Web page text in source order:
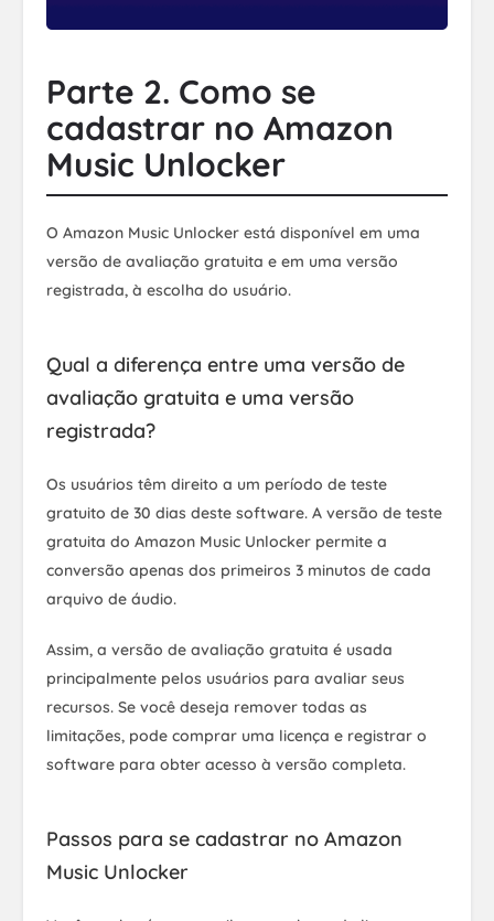
Parte 2. Como se
cadastrar no Amazon
Music Unlocker
O Amazon Music Unlocker está disponível em uma
versão de avaliação gratuita e em uma versão
registrada, à escolha do usuário.
Qual a diferença entre uma versão de
avaliação gratuita e uma versão
registrada?
Os usuários têm direito a um período de teste
gratuito de 30 dias deste software. A versão de teste
gratuita do Amazon Music Unlocker permite a
conversão apenas dos primeiros 3 minutos de cada
arquivo de áudio.
Assim, a versão de avaliação gratuita é usada
principalmente pelos usuários para avaliar seus
recursos. Se você deseja remover todas as
limitações, pode comprar uma licença e registrar o
software para obter acesso à versão completa.
Passos para se cadastrar no Amazon
Music Unlocker